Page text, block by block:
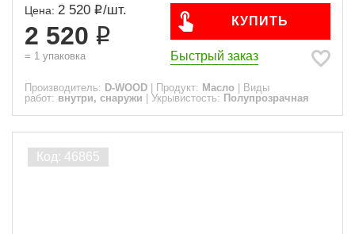
Цена: 2 520 /шт.
2 520
= 1 упаковка
КУПИТЬ
Быстрый заказ
Производитель: D-WOOD Продукт: Масло
Виды
работ: внутри, снаружи Укрывистость: Полупрозрачная